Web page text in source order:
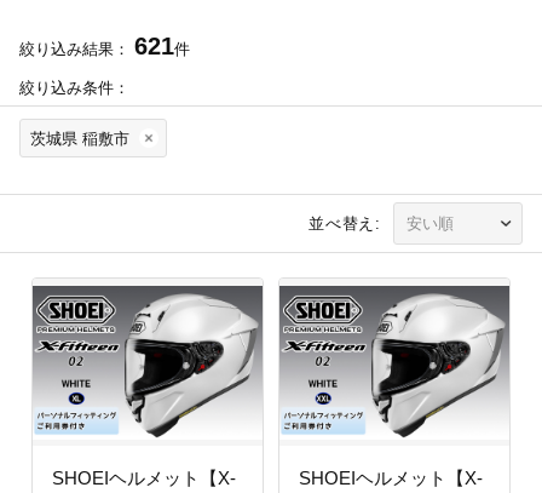
絞り込み結果： 621件
絞り込み条件：
茨城県 稲敷市
並べ替え:
SHOEIヘルメット【X-
SHOEIヘルメット【X-